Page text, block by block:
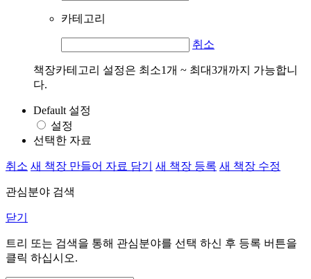
카테고리
취소
책장카테고리 설정은 최소1개 ~ 최대3개까지 가능합니
다.
Default 설정
설정
선택한 자료
취소 새 책장 만들어 자료 담기 새 책장 등록 새 책장 수정
관심분야 검색
닫기
트리 또는 검색을 통해 관심분야를 선택 하신 후 등록 버튼을
클릭 하십시오.